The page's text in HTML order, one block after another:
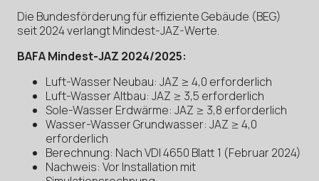
Die Bundesförderung für effiziente Gebäude (BEG)
seit 2024 verlangt Mindest-JAZ-Werte.
BAFA Mindest-JAZ 2024/2025:
Luft-Wasser Neubau: JAZ ≥ 4,0 erforderlich
Luft-Wasser Altbau: JAZ ≥ 3,5 erforderlich
Sole-Wasser Erdwärme: JAZ ≥ 3,8 erforderlich
Wasser-Wasser Grundwasser: JAZ ≥ 4,0
erforderlich
Berechnung: Nach VDI 4650 Blatt 1 (Februar 2024)
Nachweis: Vor Installation mit